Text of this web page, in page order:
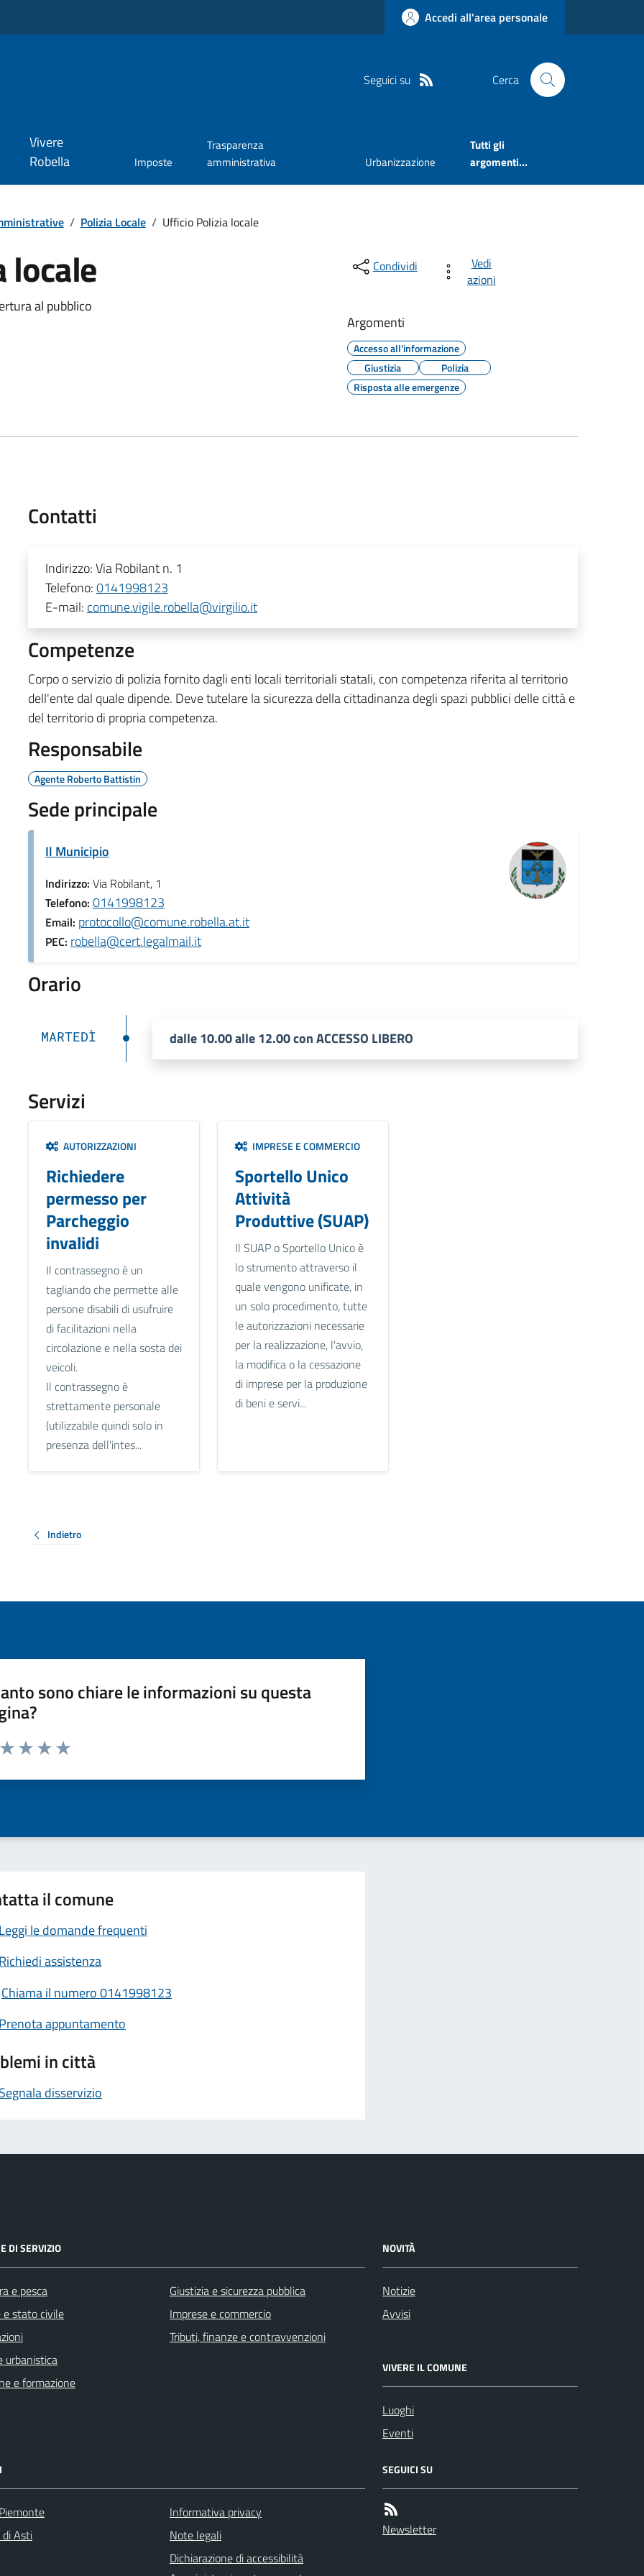
Accedi all'area personale
Seguici su Cerca
Vivere
Robella
Imposte
Trasparenza
amministrativa
Urbanizzazione
Tutti gli
argomenti...
/ Polizia Locale / Ufficio Polizia locale
locale
al pubblico
Condividi
Vedi
azioni
Argomenti
Accesso all'informazione
Giustizia
Polizia
Risposta alle emergenze
Contatti
Indirizzo:Via Robilant n. 1
Telefono:0141998123
E-mail: comune.vigile.robella@virgilio.it
Competenze
Corpo o servizio di polizia fornito dagli enti locali territoriali statali, con competenza riferita al territorio
dell'ente dal quale dipende. Deve tutelare la sicurezza della cittadinanza degli spazi pubblici delle città e
del territorio di propria competenza.
Responsabile
Agente Roberto Battistin
Sede principale
Il Municipio
Indirizzo: Via Robilant, 1
Telefono: 0141998123
Email: protocollo@comune.robella.at.it
PEC: robella@cert.legalmail.it
Orario
MARTEDÌ dalle 10.00 alle 12.00 con ACCESSO LIBERO
Servizi
AUTORIZZAZIONI
Richiedere
permesso per
Parcheggio
invalidi
Il contrassegno è un
tagliando che permette alle
persone disabili di usufruire
di facilitazioni nella
circolazione e nella sosta dei
veicoli.
Il contrassegno è
strettamente personale
(utilizzabile quindi solo in
presenza dell'intes...
IMPRESE E COMMERCIO
Sportello Unico
Attività
Produttive (SUAP)
Il SUAP o Sportello Unico è
lo strumento attraverso il
quale vengono unificate, in
un solo procedimento, tutte
le autorizzazioni necessarie
per la realizzazione, l'avvio,
la modifica o la cessazione
di imprese per la produzione
di beni e servi...
Indietro
sono chiare le informazioni su questa
da 1 a 5 stelle la pagina
il comune
Leggi le domande frequenti
Richiedi assistenza
Chiama il numero 0141998123
Prenota appuntamento
in città
Segnala disservizio
DI SERVIZIO
e pesca
e stato civile
urbanistica
e formazione
Giustizia e sicurezza pubblica
Imprese e commercio
Tributi, finanze e contravvenzioni
NOVITÀ
Notizie
Avvisi
VIVERE IL COMUNE
Luoghi
Eventi
di Asti
Informativa privacy
Note legali
Dichiarazione di accessibilità
SEGUICI SU
Newsletter